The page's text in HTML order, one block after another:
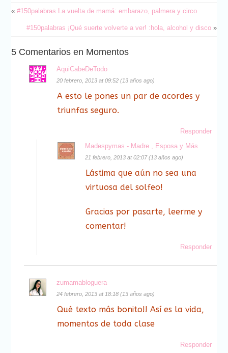
«#150palabras La vuelta de mamá: embarazo, palmera y circo
#150palabras ¡Qué suerte volverte a ver! :hola, alcohol y disco»
5 Comentarios en Momentos
AquiCabeDeTodo
20 febrero, 2013 at 09:52 (13 años ago)
A esto le pones un par de acordes y
triunfas seguro.
Responder
Madespymas - Madre , Esposa y Más
21 febrero, 2013 at 02:07 (13 años ago)
Lástima que aún no sea una
virtuosa del solfeo!
Gracias por pasarte, leerme y
comentar!
Responder
zumamabloguera
24 febrero, 2013 at 18:18 (13 años ago)
Qué texto más bonito!! Así es la vida,
momentos de toda clase
Responder